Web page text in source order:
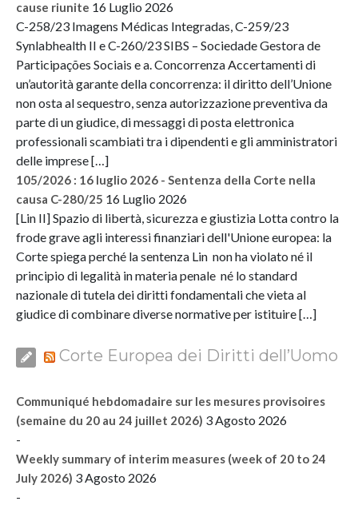
cause riunite 16 Luglio 2026
C-258/23 Imagens Médicas Integradas, C-259/23
Synlabhealth II e C-260/23 SIBS – Sociedade Gestora de
Participações Sociais e a. Concorrenza Accertamenti di
un’autorità garante della concorrenza: il diritto dell’Unione
non osta al sequestro, senza autorizzazione preventiva da
parte di un giudice, di messaggi di posta elettronica
professionali scambiati tra i dipendenti e gli amministratori
delle imprese […]
105/2026 : 16 luglio 2026 - Sentenza della Corte nella
causa C-280/25 16 Luglio 2026
[Lin II] Spazio di libertà, sicurezza e giustizia Lotta contro la
frode grave agli interessi finanziari dell'Unione europea: la
Corte spiega perché la sentenza Lin non ha violato né il
principio di legalità in materia penale né lo standard
nazionale di tutela dei diritti fondamentali che vieta al
giudice di combinare diverse normative per istituire […]
Corte Europea dei Diritti dell’Uomo
Communiqué hebdomadaire sur les mesures provisoires
(semaine du 20 au 24 juillet 2026) 3 Agosto 2026
-
Weekly summary of interim measures (week of 20 to 24
July 2026) 3 Agosto 2026
-